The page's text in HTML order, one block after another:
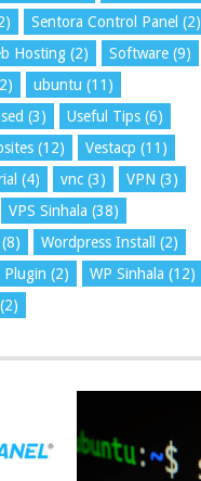
Sentora Control Panel (2)
Hosting (2) Software (9)
ubuntu (11)
(3) Useful Tips (6)
(12) Vestacp (11)
(4) vnc (3) VPN (3)
VPS Sinhala (38)
(8) Wordpress Install
(2)
Plugin (2) WP Sinhala (12)
(2)